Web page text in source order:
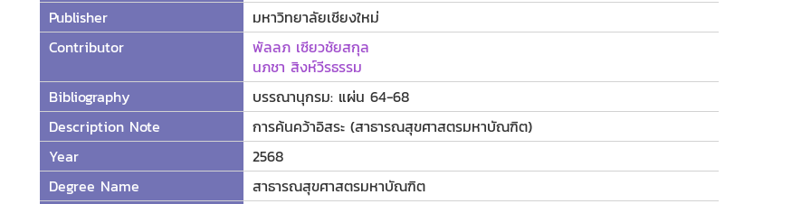
Publisher
มหาวิทยาลัยเชียงใหม่
Contributor
พัลลภ เซียวชัยสกุล
นภชา สิงห์วีรธรรม
Bibliography
บรรณานุกรม: แผ่น 64-68
Description Note
การค้นคว้าอิสระ (สาธารณสุขศาสตรมหาบัณฑิต)
Year
2568
Degree Name
สาธารณสุขศาสตรมหาบัณฑิต